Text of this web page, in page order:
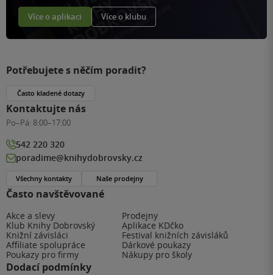
Více o aplikaci Více o klubu
Často navštěvované
Akce a slevy
Prodejny
Klub Knihy Dobrovský
Aplikace KDčko
Knižní závisláci
Festival knižních závisláků
Affiliate spolupráce
Dárkové poukazy
Poukazy pro firmy
Nákupy pro školy
Dodací podmínky
Potřebujete s něčím poradit?
Často kladené dotazy
Kontaktujte nás
Po–Pá: 8:00–17:00
542 220 320
poradime@knihydobrovsky.cz
Všechny kontakty Naše prodejny